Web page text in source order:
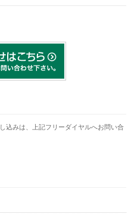
込みは、上記フリーダイヤルへお問い合